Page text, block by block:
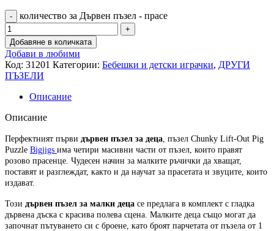
количество за Дървен пъзел - прасе
Добавяне в количката
Добави в любими
Код: 31201 Категории: Бебешки и детски играчки, ДРУГИ
ПЪЗЕЛИ
Описание
Описание
Перфектният първи дървен пъзел за деца , пъзел Chunky Lift-Out Pig
Puzzle Bigjigs има четири масивни части от пъзел, които правят
розово прасенце. Чудесен начин за малките ръчички да хващат,
поставят и разглеждат, както и да научат за прасетата и звуците, които
издават.
Този дървен пъзел за малки деца се предлага в комплект с гладка
дървена дъска с красива полева сцена. Малките деца също могат да
започнат пътуването си с броене, като броят парчетата от пъзела от 1